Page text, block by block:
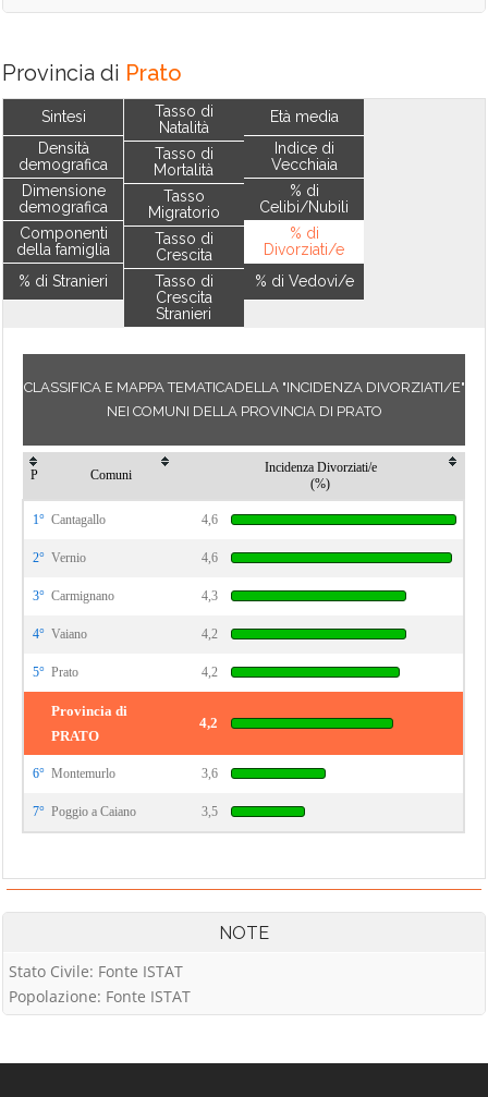
Provincia di Prato
Sintesi
Densità
demografica
Dimensione
demografica
Componenti
della famiglia
% di Stranieri
Tasso di
Natalità
Tasso di
Mortalità
Tasso
Migratorio
Tasso di
Crescita
Tasso di
Crescita
Stranieri
Età media
Indice di
Vecchiaia
% di
Celibi/Nubili
% di
Divorziati/e
% di Vedovi/e
CLASSIFICA E MAPPA TEMATICADELLA "INCIDENZA DIVORZIATI/E"
NEI COMUNI DELLA PROVINCIA DI PRATO
P Comuni
Incidenza Divorziati/e
(%)
1° Cantagallo 4,6
2° Vernio 4,6
3° Carmignano 4,3
4° Vaiano 4,2
5° Prato 4,2
Provincia di
PRATO
4,2
6° Montemurlo 3,6
7° Poggio a Caiano 3,5
NOTE
Stato Civile: Fonte ISTAT
Popolazione: Fonte ISTAT